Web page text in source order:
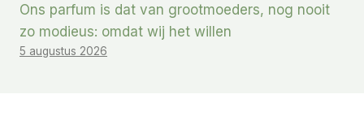
Ons parfum is dat van grootmoeders, nog nooit
zo modieus: omdat wij het willen
5 augustus 2026